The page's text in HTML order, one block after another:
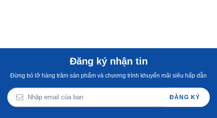
Đăng ký nhận tin
Đừng bỏ lỡ hàng trăm sản phẩm và chương trình khuyến mãi siêu hấp dẫn
ĐĂNG KÝ